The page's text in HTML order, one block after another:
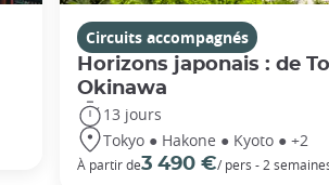
Circuits accompagnés
Horizons japonais : de
Okinawa
13 jours
Tokyo ● Hakone ● Kyoto ● +2
À partir de3 490 €/ pers - 2